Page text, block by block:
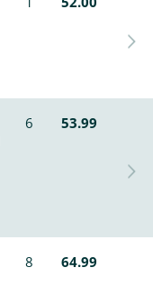
6 53.99
8 64.99